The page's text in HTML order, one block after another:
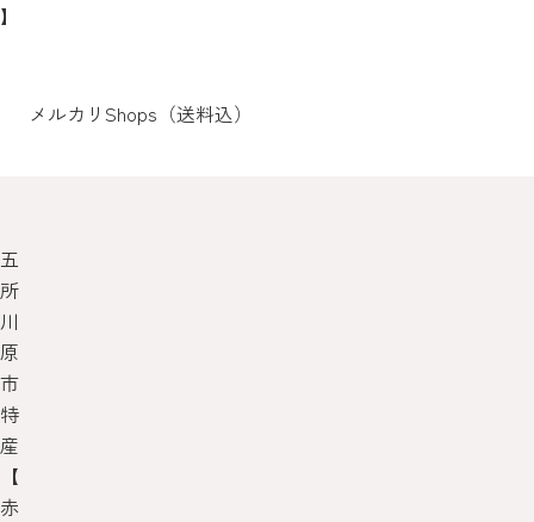
】
メルカリShops（送料込）
五
所
川
原
市
特
産
【
赤